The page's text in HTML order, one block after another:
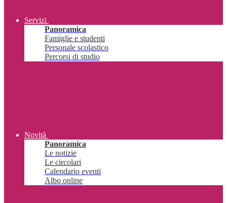
Servizi
Panoramica
Famiglie e studenti
Personale scolastico
Percorsi di studio
Novità
Panoramica
Le notizie
Le circolari
Calendario eventi
Albo online